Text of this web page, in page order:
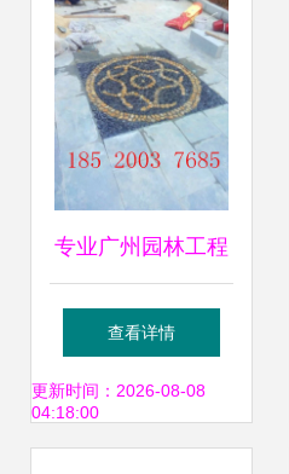
专业广州园林工程
服务 番禺幸福
family园林助力绿
查看详情
更新时间：2026-08-08
04:18:00